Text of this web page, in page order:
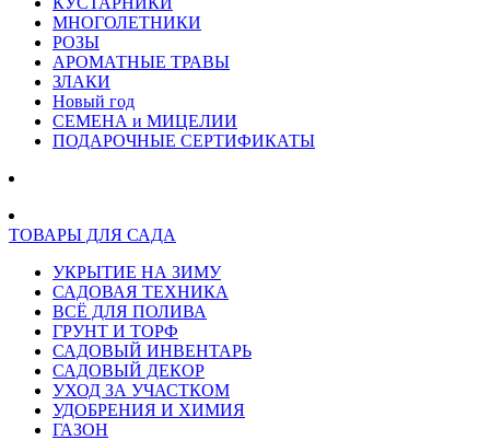
МНОГОЛЕТНИКИ
РОЗЫ
АРОМАТНЫЕ ТРАВЫ
ЗЛАКИ
Новый год
СЕМЕНА и МИЦЕЛИИ
ПОДАРОЧНЫЕ СЕРТИФИКАТЫ
ТОВАРЫ ДЛЯ САДА
УКРЫТИЕ НА ЗИМУ
САДОВАЯ ТЕХНИКА
ВСЁ ДЛЯ ПОЛИВА
ГРУНТ И ТОРФ
САДОВЫЙ ИНВЕНТАРЬ
САДОВЫЙ ДЕКОР
УХОД ЗА УЧАСТКОМ
УДОБРЕНИЯ И ХИМИЯ
ГАЗОН